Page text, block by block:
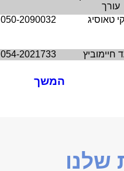
עורך
טאוסיג 050-2090032
חיימוביץ 054-2021733
המשך
שלנו